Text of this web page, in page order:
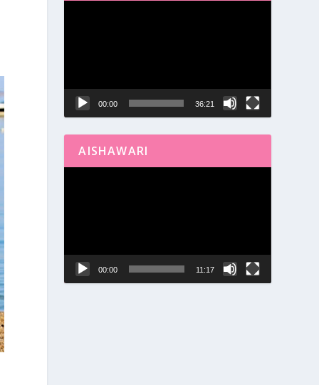
00:00 36:21
AISHAWARI
00:00 11:17